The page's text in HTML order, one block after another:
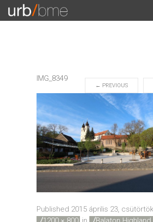
IMG_8349
← PREVIOUS
Published 2015 április 23, csütörtök